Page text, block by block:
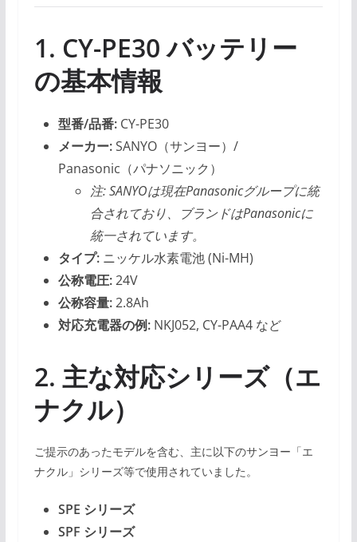
1. CY-PE30 バッテリー
の基本情報
型番/品番:CY-PE30
メーカー:SANYO（サンヨー）/
Panasonic（パナソニック）
注: SANYOは現在Panasonicグループに統
合されており、ブランドはPanasonicに
統一されています。
タイプ:ニッケル水素電池 (Ni-MH)
公称電圧:24V
公称容量:2.8Ah
対応充電器の例:NKJ052, CY-PAA4 など
2. 主な対応シリーズ（エ
ナクル）
ご提示のあったモデルを含む、主に以下のサンヨー「エ
ナクル」シリーズ等で使用されていました。
SPE シリーズ
SPF シリーズ